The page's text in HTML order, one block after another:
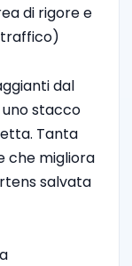
di rigore e
traffico)
dal
stacco
Tanta
che migliora
salvata